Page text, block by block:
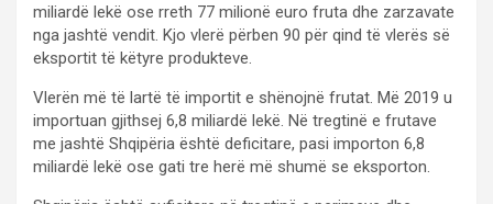
miliardë lekë ose rreth 77 milionë euro fruta dhe zarzavate
nga jashtë vendit. Kjo vlerë përben 90 për qind të vlerës së
eksportit të këtyre produkteve.
Vlerën më të lartë të importit e shënojnë frutat. Më 2019 u
importuan gjithsej 6,8 miliardë lekë. Në tregtinë e frutave
me jashtë Shqipëria është deficitare, pasi importon 6,8
miliardë lekë ose gati tre herë më shumë se eksporton.